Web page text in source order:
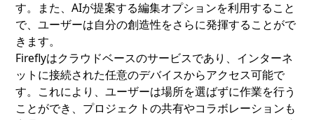
す。また、AIが提案する編集オプションを利用すること
で、ユーザーは自分の創造性をさらに発揮することがで
きます。
Fireflyはクラウドベースのサービスであり、インターネ
ットに接続された任意のデバイスからアクセス可能で
す。これにより、ユーザーは場所を選ばずに作業を行う
ことができ、プロジェクトの共有やコラボレーションも